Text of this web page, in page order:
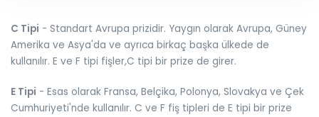
C Tipi - Standart Avrupa prizidir. Yaygın olarak Avrupa, Güney
Amerika ve Asya'da ve ayrıca birkaç başka ülkede de
kullanılır. E ve F tipi fişler,C tipi bir prize de girer.
E Tipi - Esas olarak Fransa, Belçika, Polonya, Slovakya ve Çek
Cumhuriyeti'nde kullanılır. C ve F fiş tipleri de E tipi bir prize